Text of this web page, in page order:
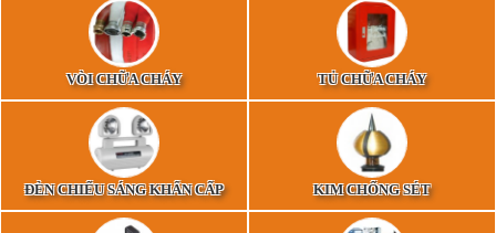
VÒI CHỮA CHÁY TỦ CHỮA CHÁY
ĐÈN CHIẾU SÁNG KHẨN CẤP KIM CHỐNG SÉT